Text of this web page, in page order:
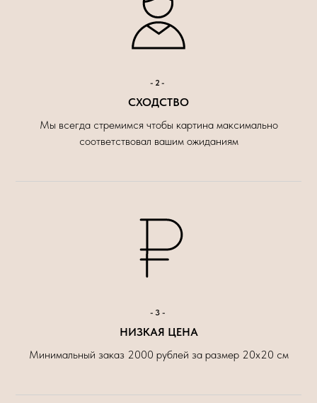
-2-
СХОДСТВО
Мы всегда стремимся чтобы картина максимально
соответствовал вашим ожиданиям
-3-
НИЗКАЯ ЦЕНА
Минимальный заказ 2000 рублей за размер 20х20 см